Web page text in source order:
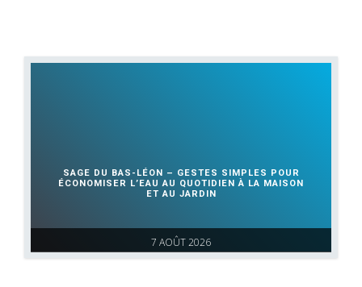
7 AOÛT 2026
SAGE DU BAS-LÉON – GESTES SIMPLES POUR
ÉCONOMISER L’EAU AU QUOTIDIEN À LA MAISON
ET AU JARDIN